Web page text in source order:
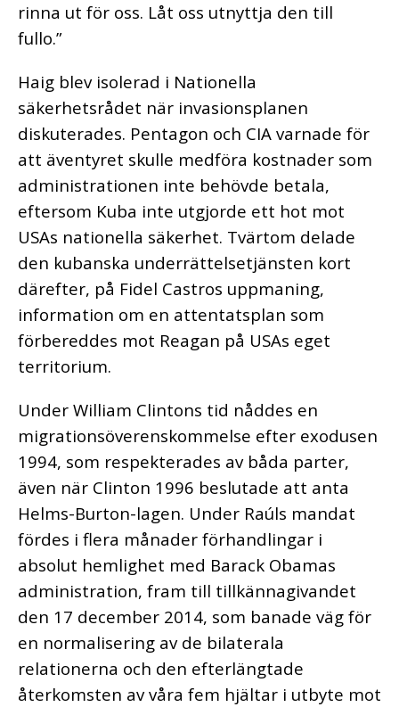
rinna ut för oss. Låt oss utnyttja den till
fullo.”
Haig blev isolerad i Nationella
säkerhetsrådet när invasionsplanen
diskuterades. Pentagon och CIA varnade för
att äventyret skulle medföra kostnader som
administrationen inte behövde betala,
eftersom Kuba inte utgjorde ett hot mot
USAs nationella säkerhet. Tvärtom delade
den kubanska underrättelsetjänsten kort
därefter, på Fidel Castros uppmaning,
information om en attentatsplan som
förbereddes mot Reagan på USAs eget
territorium.
Under William Clintons tid nåddes en
migrationsöverenskommelse efter exodusen
1994, som respekterades av båda parter,
även när Clinton 1996 beslutade att anta
Helms-Burton-lagen. Under Raúls mandat
fördes i flera månader förhandlingar i
absolut hemlighet med Barack Obamas
administration, fram till tillkännagivandet
den 17 december 2014, som banade väg för
en normalisering av de bilaterala
relationerna och den efterlängtade
återkomsten av våra fem hjältar i utbyte mot